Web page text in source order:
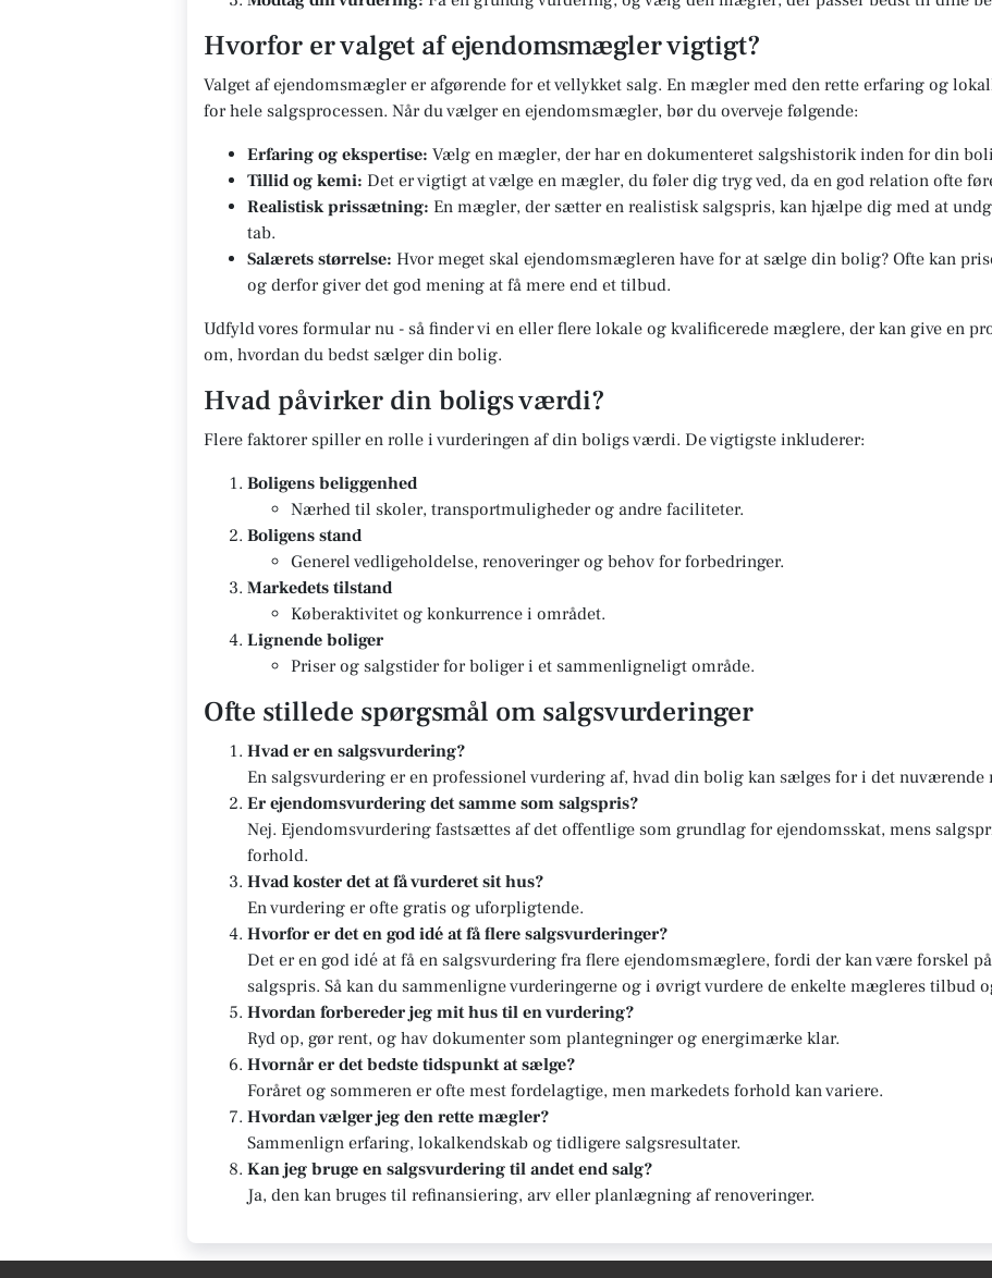
Hvorfor er valget af ejendomsmægler vigtigt?
Valget af ejendomsmægler er afgørende for et vellykket salg. En mægler med den rette erfaring og
for hele salgsprocessen. Når du vælger en ejendomsmægler, bør du overveje følgende:
Erfaring og ekspertise: Vælg en mægler, der har en dokumenteret salgshistorik inden for din
Tillid og kemi: Det er vigtigt at vælge en mægler, du føler dig tryg ved, da en god relation ofte
Realistisk prissætning: En mægler, der sætter en realistisk salgspris, kan hjælpe dig med at
tab.
Salærets størrelse: Hvor meget skal ejendomsmægleren have for at sælge din bolig? Ofte kan
og derfor giver det god mening at få mere end et tilbud.
Udfyld vores formular nu - så finder vi en eller flere lokale og kvalificerede mæglere, der kan give en
om, hvordan du bedst sælger din bolig.
Hvad påvirker din boligs værdi?
Flere faktorer spiller en rolle i vurderingen af din boligs værdi. De vigtigste inkluderer:
Boligens beliggenhed
Nærhed til skoler, transportmuligheder og andre faciliteter.
Boligens stand
Generel vedligeholdelse, renoveringer og behov for forbedringer.
Markedets tilstand
Køberaktivitet og konkurrence i området.
Lignende boliger
Priser og salgstider for boliger i et sammenligneligt område.
Ofte stillede spørgsmål om salgsvurderinger
Hvad er en salgsvurdering?
En salgsvurdering er en professionel vurdering af, hvad din bolig kan sælges for i det nuværende
Er ejendomsvurdering det samme som salgspris?
Nej. Ejendomsvurdering fastsættes af det offentlige som grundlag for ejendomsskat, mens
forhold.
Hvad koster det at få vurderet sit hus?
En vurdering er ofte gratis og uforpligtende.
Hvorfor er det en god idé at få flere salgsvurderinger?
Det er en god idé at få en salgsvurdering fra flere ejendomsmæglere, fordi der kan være forskel
salgspris. Så kan du sammenligne vurderingerne og i øvrigt vurdere de enkelte mægleres tilbud
Hvordan forbereder jeg mit hus til en vurdering?
Ryd op, gør rent, og hav dokumenter som plantegninger og energimærke klar.
Hvornår er det bedste tidspunkt at sælge?
Foråret og sommeren er ofte mest fordelagtige, men markedets forhold kan variere.
Hvordan vælger jeg den rette mægler?
Sammenlign erfaring, lokalkendskab og tidligere salgsresultater.
Kan jeg bruge en salgsvurdering til andet end salg?
Ja, den kan bruges til refinansiering, arv eller planlægning af renoveringer.